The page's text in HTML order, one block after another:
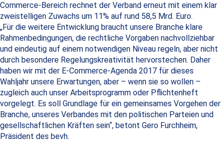
Commerce-Bereich rechnet der Verband erneut mit einem klar
zweistelligen Zuwachs um 11% auf rund 58,5 Mrd. Euro.
„Für die weitere Entwicklung braucht unsere Branche klare
Rahmenbedingungen, die rechtliche Vorgaben nachvollziehbar
und eindeutig auf einem notwendigen Niveau regeln, aber nicht
durch besondere Regelungskreativität hervorstechen. Daher
haben wir mit der E-Commerce-Agenda 2017 für dieses
Wahljahr unsere Erwartungen, aber – wenn sie so wollen –
zugleich auch unser Arbeitsprogramm oder Pflichtenheft
vorgelegt. Es soll Grundlage für ein gemeinsames Vorgehen der
Branche, unseres Verbandes mit den politischen Parteien und
gesellschaftlichen Kräften sein“, betont Gero Furchheim,
Präsident des bevh.